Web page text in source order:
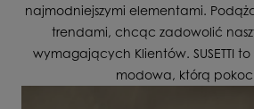
najmodniejszymi elementami.
trendami, chcąc zadowolić
wymagających Klientów. SUSETTI
modowa, którą